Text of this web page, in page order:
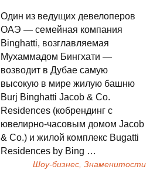
Один из ведущих девелоперов
ОАЭ — семейная компания
Binghatti, возглавляемая
Мухаммадом Бингхати —
возводит в Дубае самую
высокую в мире жилую башню
Burj Binghatti Jacob & Co.
Residences (кобрендинг с
ювелирно-часовым домом Jacob
& Co.) и жилой комплекс Bugatti
Residences by Bing …
Шоу-бизнес, Знаменитости